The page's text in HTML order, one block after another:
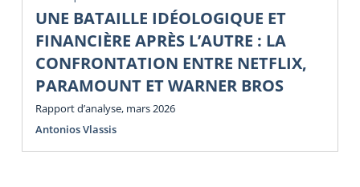
UNE BATAILLE IDÉOLOGIQUE ET
FINANCIÈRE APRÈS L’AUTRE : LA
CONFRONTATION ENTRE NETFLIX,
PARAMOUNT ET WARNER BROS
Rapport d’analyse, mars 2026
Antonios Vlassis